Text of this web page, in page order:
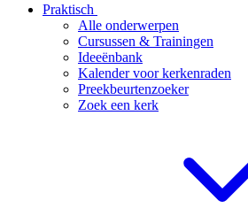
Praktisch
Alle onderwerpen
Cursussen & Trainingen
Ideeënbank
Kalender voor kerkenraden
Preekbeurtenzoeker
Zoek een kerk